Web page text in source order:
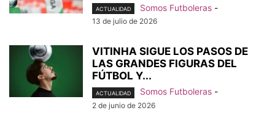
ACTUALIDAD Somos Futboleras -
13 de julio de 2026
VITINHA SIGUE LOS PASOS DE
LAS GRANDES FIGURAS DEL
FÚTBOL Y...
ACTUALIDAD Somos Futboleras -
2 de junio de 2026